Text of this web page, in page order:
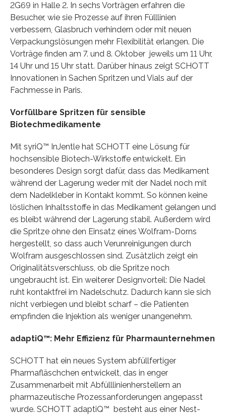
2G69 in Halle 2. In sechs Vorträgen erfahren die
Besucher, wie sie Prozesse auf ihren Fülllinien
verbessern, Glasbruch verhindern oder mit neuen
Verpackungslösungen mehr Flexibilität erlangen. Die
Vorträge finden am 7. und 8. Oktober jeweils um 11 Uhr,
14 Uhr und 15 Uhr statt. Darüber hinaus zeigt SCHOTT
Innovationen in Sachen Spritzen und Vials auf der
Fachmesse in Paris.
Vorfüllbare Spritzen für sensible
Biotechmedikamente
Mit syriQ™ InJentle hat SCHOTT eine Lösung für
hochsensible Biotech-Wirkstoffe entwickelt. Ein
besonderes Design sorgt dafür, dass das Medikament
während der Lagerung weder mit der Nadel noch mit
dem Nadelkleber in Kontakt kommt. So können keine
löslichen Inhaltsstoffe in das Medikament gelangen und
es bleibt während der Lagerung stabil. Außerdem wird
die Spritze ohne den Einsatz eines Wolfram-Dorns
hergestellt, so dass auch Verunreinigungen durch
Wolfram ausgeschlossen sind. Zusätzlich zeigt ein
Originalitätsverschluss, ob die Spritze noch
ungebraucht ist. Ein weiterer Designvorteil: Die Nadel
ruht kontaktfrei im Nadelschutz. Dadurch kann sie sich
nicht verbiegen und bleibt scharf – die Patienten
empfinden die Injektion als weniger unangenehm.
adaptiQ™: Mehr Effizienz für Pharmaunternehmen
SCHOTT hat ein neues System abfüllfertiger
Pharmafläschchen entwickelt, das in enger
Zusammenarbeit mit Abfülllinienherstellern an
pharmazeutische Prozessanforderungen angepasst
wurde. SCHOTT adaptiQ™ besteht aus einer Nest-